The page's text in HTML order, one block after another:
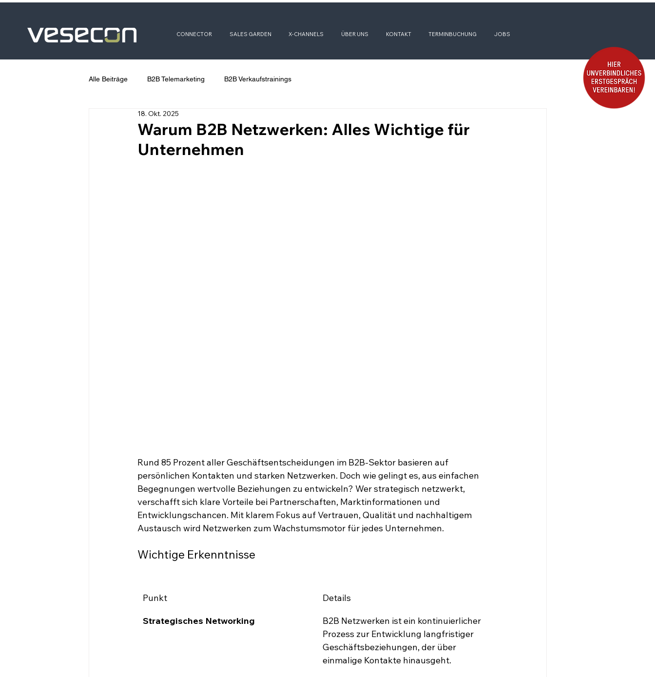
CONNECTOR SALES GARDEN X-CHANNELS ÜBER UNS KONTAKT TERMINBUCHUNG JOBS
Alle Beiträge B2B Telemarketing B2B Verkaufstrainings
Warum B2B Netzwerken: Alles Wichtige für
Unternehmen
18. Okt. 2025
Rund 85 Prozent aller Geschäftsentscheidungen im B2B-Sektor basieren auf
persönlichen Kontakten und starken Netzwerken. Doch wie gelingt es, aus einfachen
Begegnungen wertvolle Beziehungen zu entwickeln? Wer strategisch netzwerkt,
verschafft sich klare Vorteile bei Partnerschaften, Marktinformationen und
Entwicklungschancen. Mit klarem Fokus auf Vertrauen, Qualität und nachhaltigem
Austausch wird Netzwerken zum Wachstumsmotor für jedes Unternehmen.
Wichtige Erkenntnisse
Punkt Details
Strategisches Networking
B2B Netzwerken ist ein kontinuierlicher
Prozess zur Entwicklung langfristiger
Geschäftsbeziehungen, der über
einmalige Kontakte hinausgeht.